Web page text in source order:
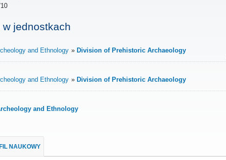
jednostkach
and Ethnology Division of Prehistoric Archaeology
and Ethnology Division of Prehistoric Archaeology
and Ethnology
NAUKOWY